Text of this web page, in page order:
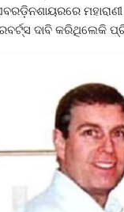
ରବର୍ଟ୍ସ ଦାବି